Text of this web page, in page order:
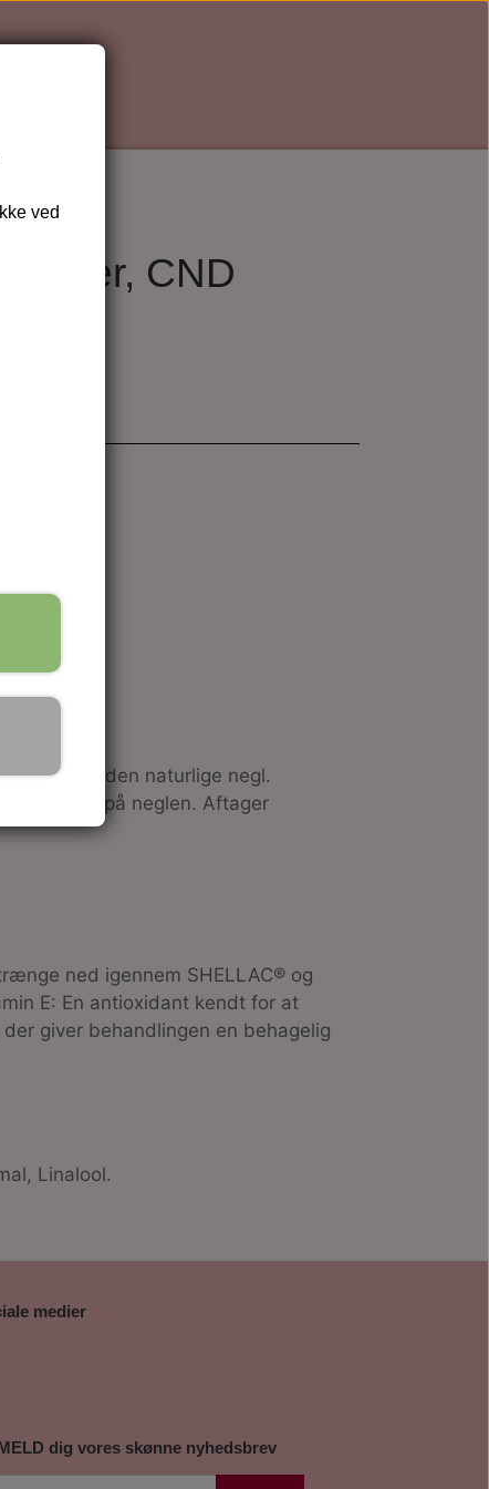
CND
er påsat den naturlige negl.
pletter på neglen. Aftager
ned igennem SHELLAC® og
E: En antioxidant kendt for at
giver behandlingen en behagelig
Linalool.
medier
dig vores skønne nyhedsbrev
ved